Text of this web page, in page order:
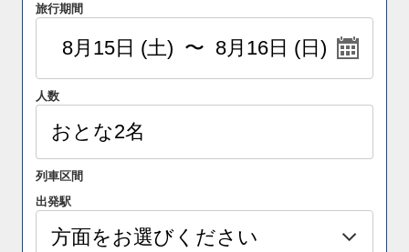
旅行期間
人数
列車区間
出発駅